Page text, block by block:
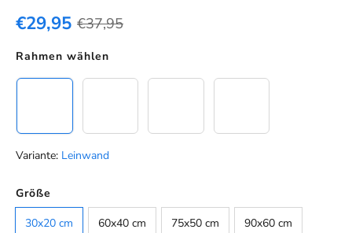
€29,95 €37,95
Rahmen wählen
Variante: Leinwand
Farbe
Default
Größe
30x20 cm
60x40 cm 75x50 cm 90x60 cm